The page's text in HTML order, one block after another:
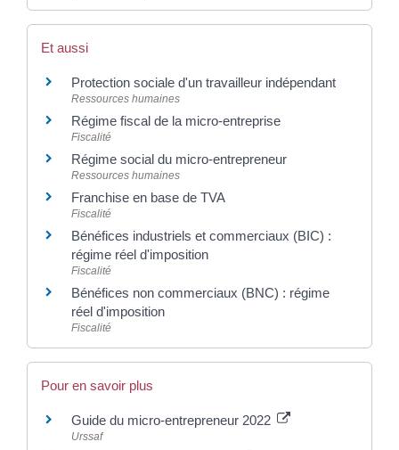
Et aussi
Protection sociale d'un travailleur indépendant
Ressources humaines
Régime fiscal de la micro-entreprise
Fiscalité
Régime social du micro-entrepreneur
Ressources humaines
Franchise en base de TVA
Fiscalité
Bénéfices industriels et commerciaux (BIC) :
régime réel d'imposition
Fiscalité
Bénéfices non commerciaux (BNC) : régime
réel d'imposition
Fiscalité
Pour en savoir plus
Guide du micro-entrepreneur 2022
Urssaf